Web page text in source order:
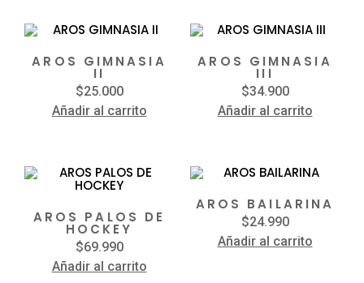
AROS GIMNASIA
II
$25.000
Añadir al carrito
AROS GIMNASIA
III
$34.900
Añadir al carrito
AROS PALOS DE
HOCKEY
$69.990
Añadir al carrito
AROS BAILARINA
$24.990
Añadir al carrito